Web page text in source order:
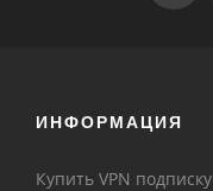
ИНФОРМАЦИЯ
Купить VPN подписку